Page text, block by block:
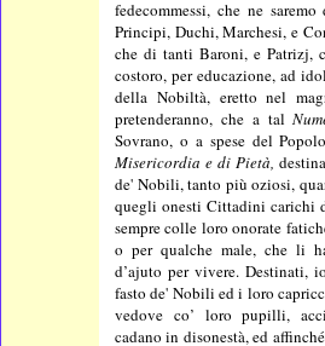
fedecommessi, che ne
Principi, Duchi, Marchesi, e
che di tanti Baroni, e Patrizj,
costoro, per educazione, ad
della Nobiltà, eretto nel
pretenderanno, che a tal
Sovrano, o a spese del
Misericordia e di Pietà,
de' Nobili, tanto più oziosi,
quegli onesti Cittadini carichi
sempre colle loro onorate
o per qualche male, che li
d’ajuto per vivere. Destinati,
fasto de' Nobili ed i loro
vedove co’ loro pupilli,
cadano in disonestà, ed